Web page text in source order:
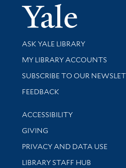
Library Services
ASK YALE LIBRARY
Get research help and support
MY LIBRARY ACCOUNTS
SUBSCRIBE TO OUR
Stay updated with library news
FEEDBACK
Library Information
ACCESSIBILITY
GIVING
PRIVACY AND DATA USE
LIBRARY STAFF HUB